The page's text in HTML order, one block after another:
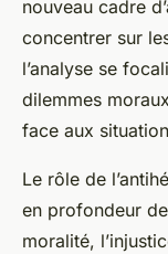
nouveau cadre
concentrer sur
l’analyse se
dilemmes
face aux
Le rôle de
en profondeur
moralité,